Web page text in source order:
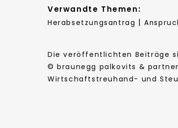
Verwandte Themen:
Herabsetzungsantrag |
Die veröffentlichten Beiträge
© braunegg palkovits & partner
Wirtschaftstreuhand- und